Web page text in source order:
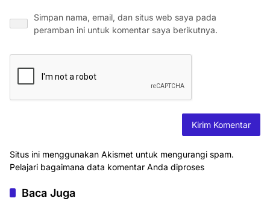
Simpan nama, email, dan situs web saya pada
peramban ini untuk komentar saya berikutnya.
Situs ini menggunakan Akismet untuk mengurangi spam.
Pelajari bagaimana data komentar Anda diproses
Baca Juga